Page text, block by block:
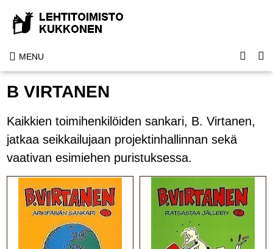
MENU
B VIRTANEN
Kaikkien toimihenkilöiden sankari, B. Virtanen,
jatkaa seikkailujaan projektinhallinnan sekä
vaativan esimiehen puristuksessa.